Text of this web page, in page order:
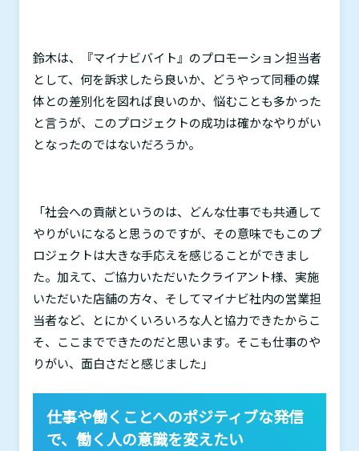
鈴木は、『マイナビバイト』のプロモーション担当者
として、何を訴求したら良いか、どうやって同種の媒
体との差別化を図れば良いのか、悩むことも多かった
と言うが、このプロジェクトの成功は確かなやりがい
となったのではないだろうか。
「社会への貢献というのは、どんな仕事でも共通して
やりがいになると思うのですが、その意味でもこのプ
ロジェクトは大きな手応えを感じることができまし
た。加えて、ご協力いただいたクライアント様、実施
いただいた店舗の方々、そしてマイナビ社内の営業担
当者など、とにかくいろいろな人と協力できたからこ
そ、ここまでできたのだと思います。そこも仕事のや
りがい、面白さだと感じました」
仕事や働くことへのポジティブな発信
で、働く人の意識を変えたい